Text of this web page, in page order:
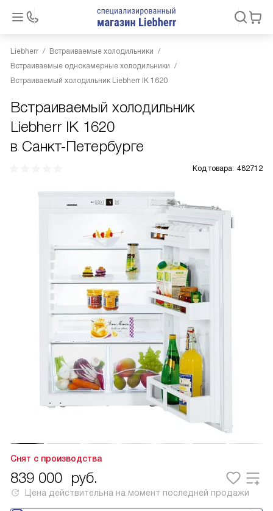
Liebherr
Встраиваемые холодильники
Встраиваемые однокамерные холодильники
Встраиваемый холодильник Liebherr IK 1620
Встраиваемый холодильник
Liebherr IK 1620
в Санкт-Петербурге
Код товара: 482712
Снят с производства
839 000 руб.
Цена действительна на момент последней продажи